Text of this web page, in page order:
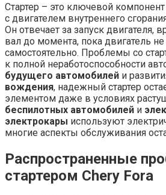
Стартер – это ключевой
с двигателем внутреннего
Он отвечает за запуск двигателя,
вал до момента, пока двигатель не
самостоятельно. Проблемы со
к полной неработоспособности
будущего автомобилей и
вождения, надежный стартер
элементом даже в условиях
беспилотных автомобилей и
электрокары используют
многие аспекты обслуживания
Распространенные
стартером Chery Fora